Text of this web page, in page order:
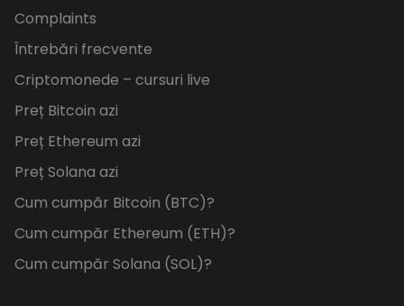
Complaints
Întrebări frecvente
Criptomonede – cursuri live
Preț Bitcoin azi
Preț Ethereum azi
Preț Solana azi
Cum cumpăr Bitcoin (BTC)?
Cum cumpăr Ethereum (ETH)?
Cum cumpăr Solana (SOL)?